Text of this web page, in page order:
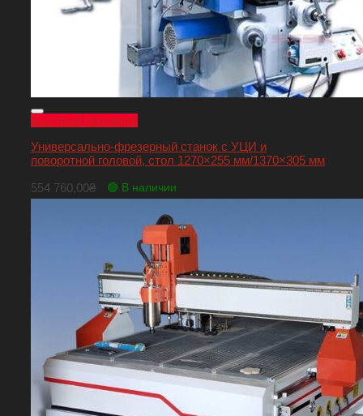
Быстрый просмотр
Универсально-фрезерный станок с УЦИ и
поворотной головой, стол 1270×255 мм/1370×305 мм
554 760,00₴ 🟢 В наличии